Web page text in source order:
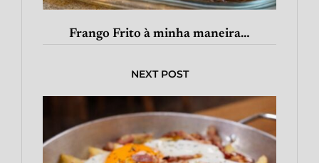
Frango Frito à minha maneira…
NEXT POST